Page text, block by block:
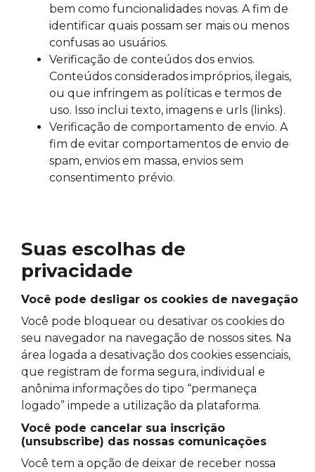
bem como funcionalidades novas. A fim de
identificar quais possam ser mais ou menos
confusas ao usuários.
Verificação de conteúdos dos envios.
Conteúdos considerados impróprios, ilegais,
ou que infringem as políticas e termos de
uso. Isso inclui texto, imagens e urls (links).
Verificação de comportamento de envio. A
fim de evitar comportamentos de envio de
spam, envios em massa, envios sem
consentimento prévio.
Suas escolhas de
privacidade
Você pode desligar os cookies de navegação
Você pode bloquear ou desativar os cookies do
seu navegador na navegação de nossos sites. Na
área logada a desativação dos cookies essenciais,
que registram de forma segura, individual e
anônima informações do tipo “permaneça
logado” impede a utilização da plataforma.
Você pode cancelar sua inscrição
(unsubscribe) das nossas comunicações
Você tem a opção de deixar de receber nossa